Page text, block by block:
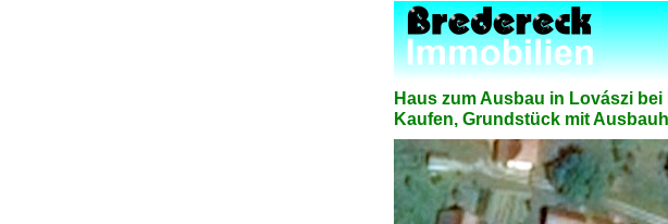
Haus zum Ausbau in Lovászi
Kaufen, Grundstück mit